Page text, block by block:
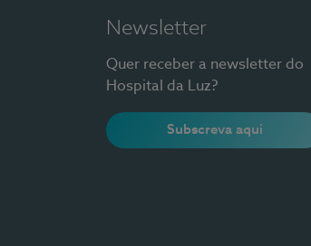
Newsletter
Quer receber a newsletter do
Hospital da Luz?
Subscreva aqui